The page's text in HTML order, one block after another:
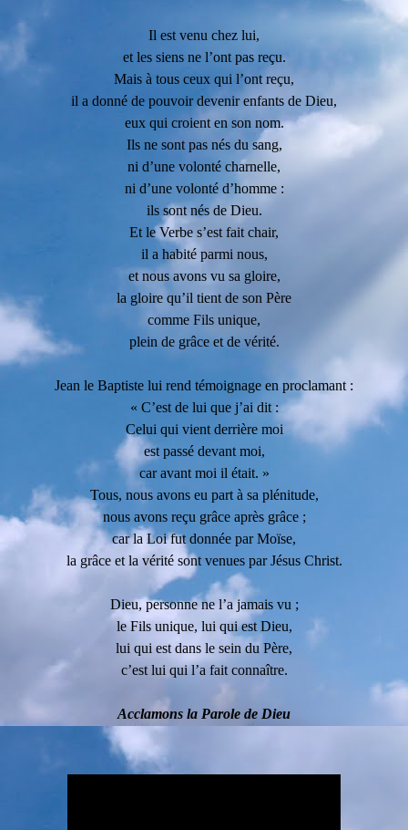
Il est venu chez lui,
et les siens ne l’ont pas reçu.
Mais à tous ceux qui l’ont reçu,
il a donné de pouvoir devenir enfants de Dieu,
eux qui croient en son nom.
Ils ne sont pas nés du sang,
ni d’une volonté charnelle,
ni d’une volonté d’homme :
ils sont nés de Dieu.
Et le Verbe s’est fait chair,
il a habité parmi nous,
et nous avons vu sa gloire,
la gloire qu’il tient de son Père
comme Fils unique,
plein de grâce et de vérité.
Jean le Baptiste lui rend témoignage en proclamant :
« C’est de lui que j’ai dit :
Celui qui vient derrière moi
est passé devant moi,
car avant moi il était. »
Tous, nous avons eu part à sa plénitude,
nous avons reçu grâce après grâce ;
car la Loi fut donnée par Moïse,
la grâce et la vérité sont venues par Jésus Christ.
Dieu, personne ne l’a jamais vu ;
le Fils unique, lui qui est Dieu,
lui qui est dans le sein du Père,
c’est lui qui l’a fait connaître.
Acclamons la Parole de Dieu